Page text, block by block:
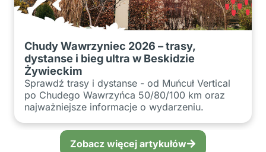
Chudy Wawrzyniec 2026 – trasy,
dystanse i bieg ultra w Beskidzie
Żywieckim
Sprawdź trasy i dystanse - od Muńcuł Vertical
po Chudego Wawrzyńca 50/80/100 km oraz
najważniejsze informacje o wydarzeniu.
Zobacz więcej artykułów